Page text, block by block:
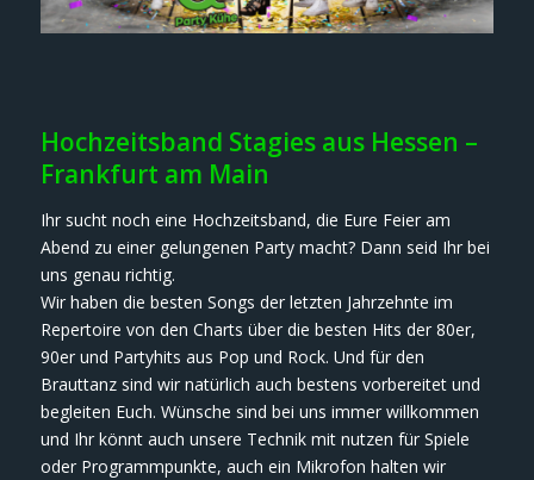
Hochzeitsband Stagies aus Hessen –
Frankfurt am Main
Ihr sucht noch eine Hochzeitsband, die Eure Feier am
Abend zu einer gelungenen Party macht? Dann seid Ihr bei
uns genau richtig.
Wir haben die besten Songs der letzten Jahrzehnte im
Repertoire von den Charts über die besten Hits der 80er,
90er und Partyhits aus Pop und Rock. Und für den
Brauttanz sind wir natürlich auch bestens vorbereitet und
begleiten Euch. Wünsche sind bei uns immer willkommen
und Ihr könnt auch unsere Technik mit nutzen für Spiele
oder Programmpunkte, auch ein Mikrofon halten wir